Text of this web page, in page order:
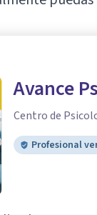
Avance
Centro de
Profesional